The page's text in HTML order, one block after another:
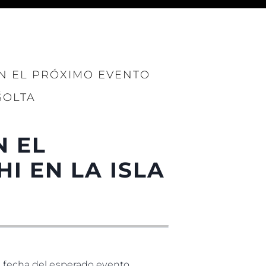
EL PRÓXIMO EVENTO
EL
EN LA ISLA
Somos?
Embarcación